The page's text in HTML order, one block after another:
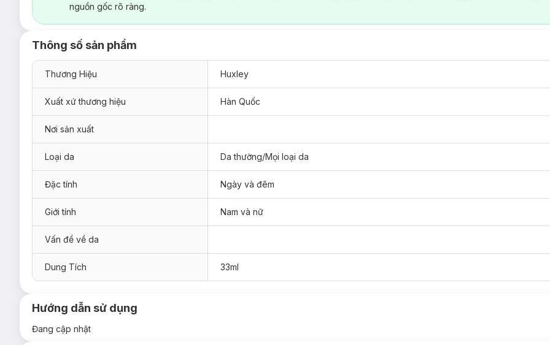
nguồn gốc rõ ràng.
Thông số sản phẩm
Thương Hiệu Huxley
Xuất xứ thương hiệu Hàn Quốc
Nơi sản xuất
Loại da Da thường/Mọi loại da
Đặc tính Ngày và đêm
Giới tính Nam và nữ
Vấn đề về da
Dung Tích 33ml
Hướng dẫn sử dụng
Đang cập nhật